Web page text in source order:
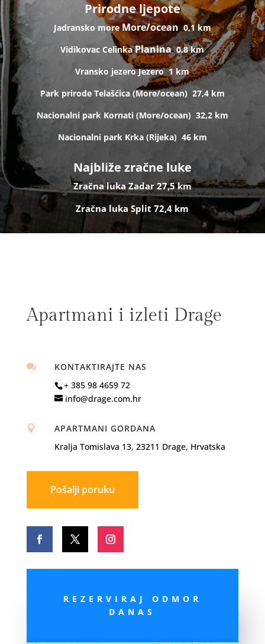
Prirodne ljepote
Jadransko moreMore/ocean0,1 km
Vidikovac CelinkaPlanina0,8 km
Vransko jezeroJezero1 km
Park prirode Telašćica (More/ocean) 27,4 km
Nacionalni park Kornati (More/ocean) 32,2 km
Nacionalni park Krka (Rijeka) 46 km
Najbliže zračne luke
Zračna luka Zadar 27,5 km
Zračna luka Split 72,4 km
Apartmani i izleti Drage

KONTAKTIRAJTE NAS
+ 385 98 4659 72
info@drage.com.hr

APARTMANI GORDANA
Kralja Tomislava 13, 23211 Drage, Hrvatska
Pošalji poruku
REZERVIRAJ ODMOR
DANAS